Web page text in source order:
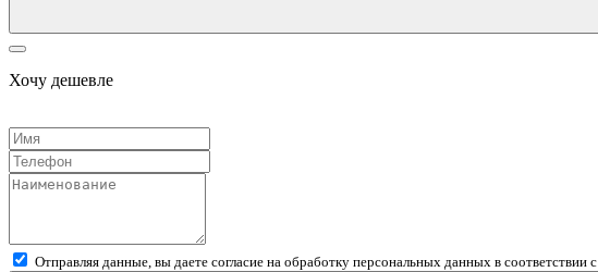
Хочу дешевле
Отправляя данные, вы даете согласие на обработку персональных данных в соответствии с